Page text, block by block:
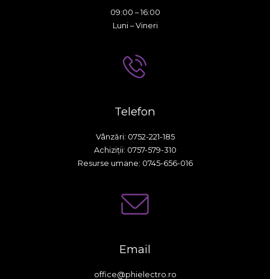
09:00 – 16:00
Luni – Vineri
Telefon
Vânzări: 0752-221-185
Achiziții: 0757-579-310
Resurse umane: 0745-656-016
Email
office@phielectro.ro